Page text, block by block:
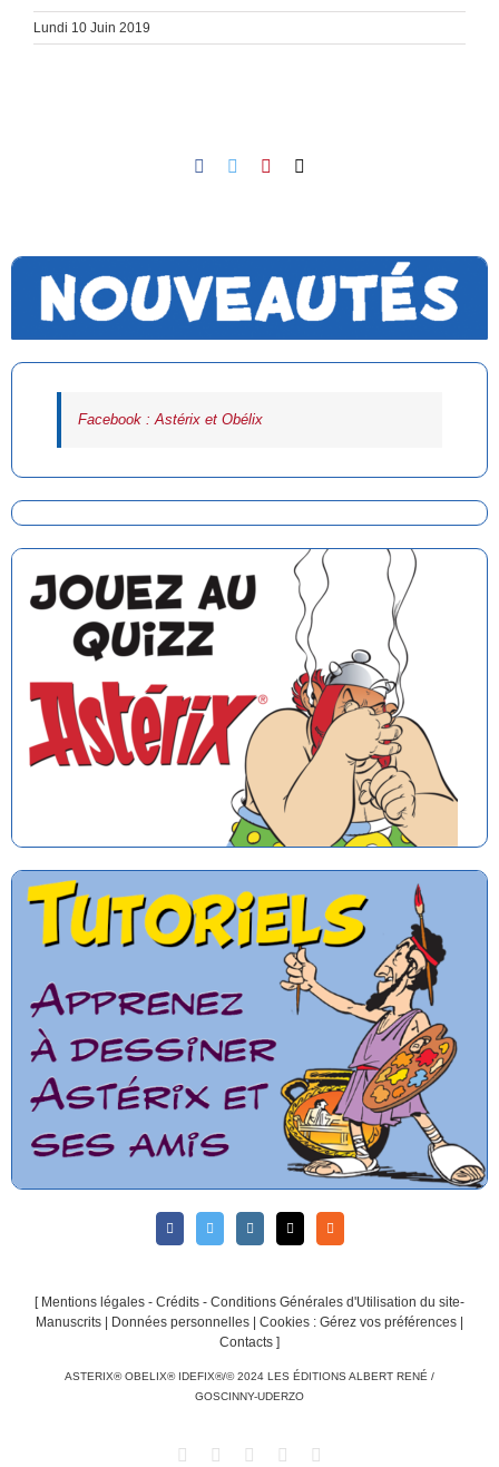
Lundi 10 Juin 2019
Facebook
TwitterPinterest
Facebook : Astérix et Obélix
[ Mentions légales - Crédits - Conditions Générales d'Utilisation du site-
Manuscrits
Données personnelles Cookies : Gérez vos préférences
Contacts ]
ASTERIX® OBELIX® IDEFIX®/© 2024 LES ÉDITIONS ALBERT RENÉ /
GOSCINNY-UDERZO
Facebook
TwitterInstagram
Email